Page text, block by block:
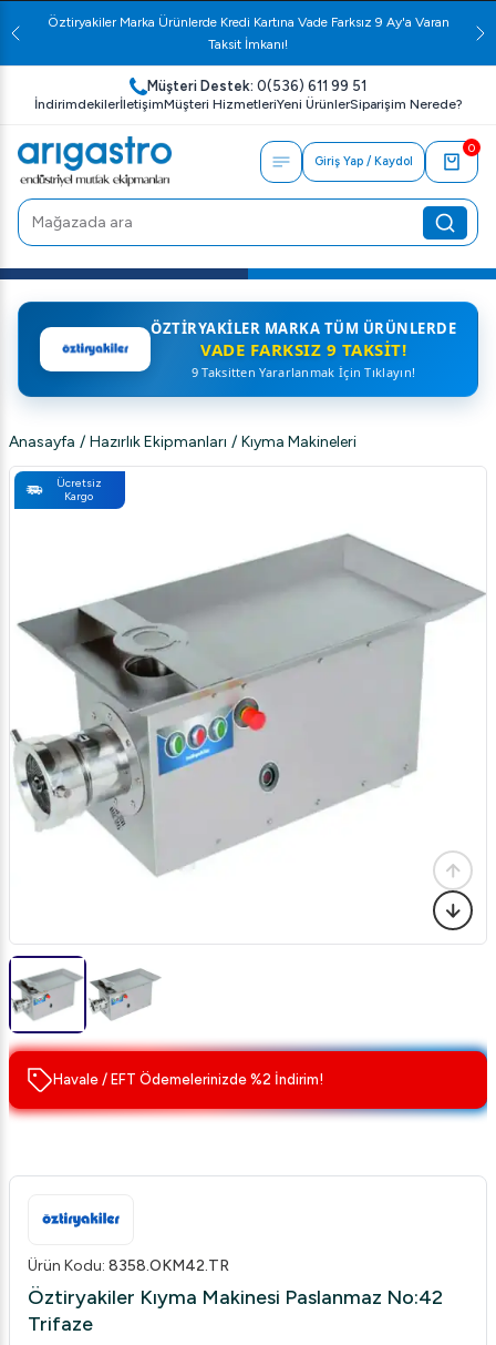
Öztiryakiler Marka Ürünlerde Kredi Kartına Vade Farksız 9 Ay'a Varan
Taksit İmkanı!
Müşteri Destek: 0(536) 611 99 51
İndirimdekilerİletişimMüşteri HizmetleriYeni ÜrünlerSiparişim Nerede?
Giriş Yap / Kaydol
0
ÖZTIRYAKILER MARKA TÜM ÜRÜNLERDE
VADE FARKSIZ 9 TAKSIT!
9 Taksitten Yararlanmak İçin Tıklayın!
Anasayfa / Hazırlık Ekipmanları / Kıyma Makineleri
Ücretsiz
Kargo
Havale / EFT Ödemelerinizde %2 İndirim!
Ürün Kodu: 8358.OKM42.TR
Öztiryakiler Kıyma Makinesi Paslanmaz No:42
Trifaze